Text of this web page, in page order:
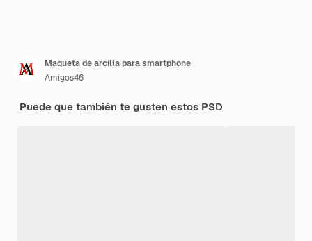
Maqueta de arcilla para smartphone
Amigos46
Puede que también te gusten estos PSD